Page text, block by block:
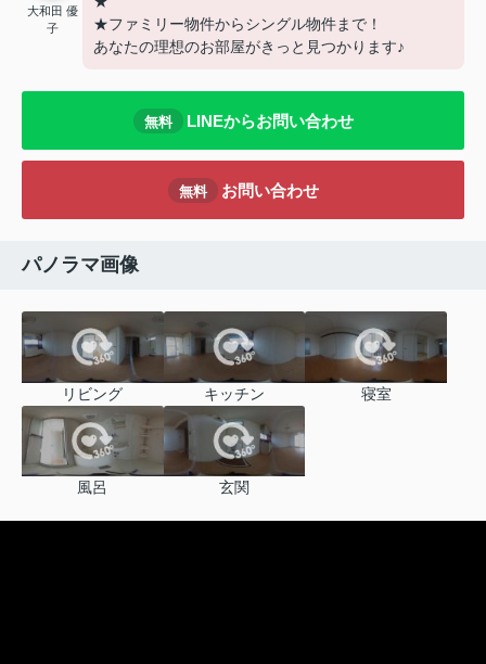
大和田 優
子
★ファミリー物件からシングル物件まで！
あなたの理想のお部屋がきっと見つかります♪
無料 LINEからお問い合わせ
無料 お問い合わせ
パノラマ画像
リビング キッチン 寝室
風呂 玄関